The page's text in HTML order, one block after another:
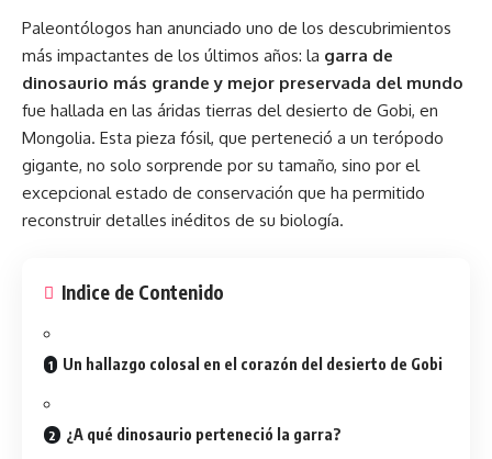
Paleontólogos han anunciado uno de los descubrimientos
más impactantes de los últimos años: la garra de
dinosaurio más grande y mejor preservada del mundo
fue hallada en las áridas tierras del desierto de Gobi, en
Mongolia. Esta pieza fósil, que perteneció a un terópodo
gigante, no solo sorprende por su tamaño, sino por el
excepcional estado de conservación que ha permitido
reconstruir detalles inéditos de su biología.
Indice de Contenido
Un hallazgo colosal en el corazón del desierto de Gobi
¿A qué dinosaurio perteneció la garra?